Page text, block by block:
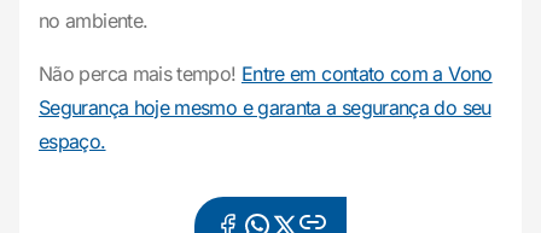
no ambiente.
Não perca mais tempo! Entre em contato com a Vono
Segurança hoje mesmo e garanta a segurança do seu
espaço.